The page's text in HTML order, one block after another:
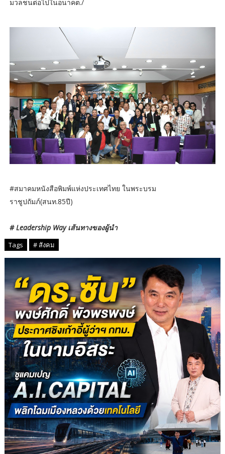
มวลชนต่อไปในอนาคต./
#สมาคมหนังสือพิมพ์แห่งประเทศไทย ในพระบรม
ราชูปถัมภ์(สนท.85ปี)
# Leadership Way เส้นทางของผู้นำ
Tags # สังคม